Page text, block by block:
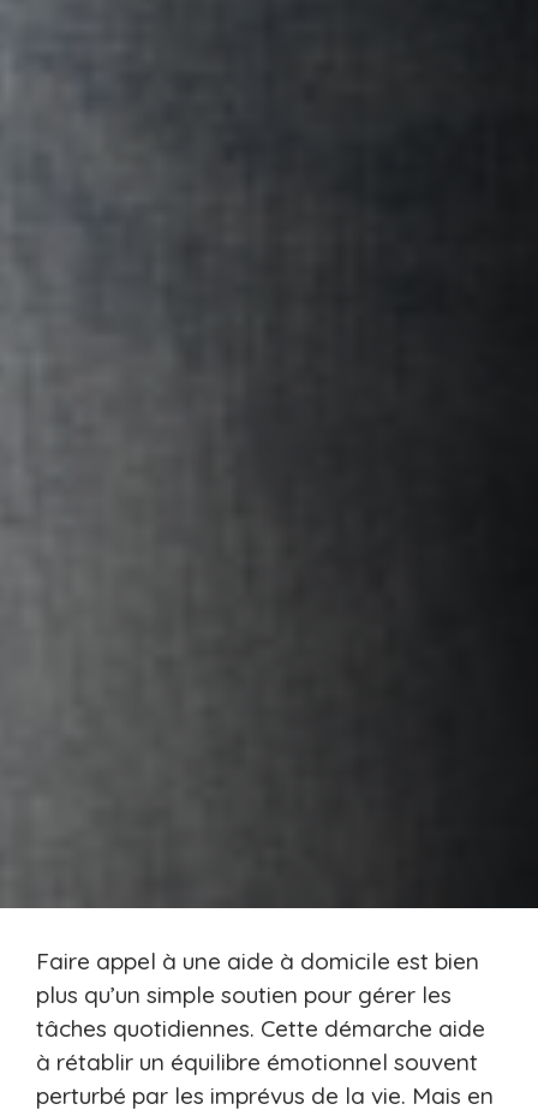
Faire appel à une aide à domicile est bien
plus qu’un simple soutien pour gérer les
tâches quotidiennes. Cette démarche aide
à rétablir un équilibre émotionnel souvent
perturbé par les imprévus de la vie. Mais en